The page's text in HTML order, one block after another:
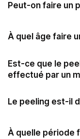
Peut-on faire un
À quel âge faire
Est-ce que le
effectué par un
Le peeling est-il
À quelle période